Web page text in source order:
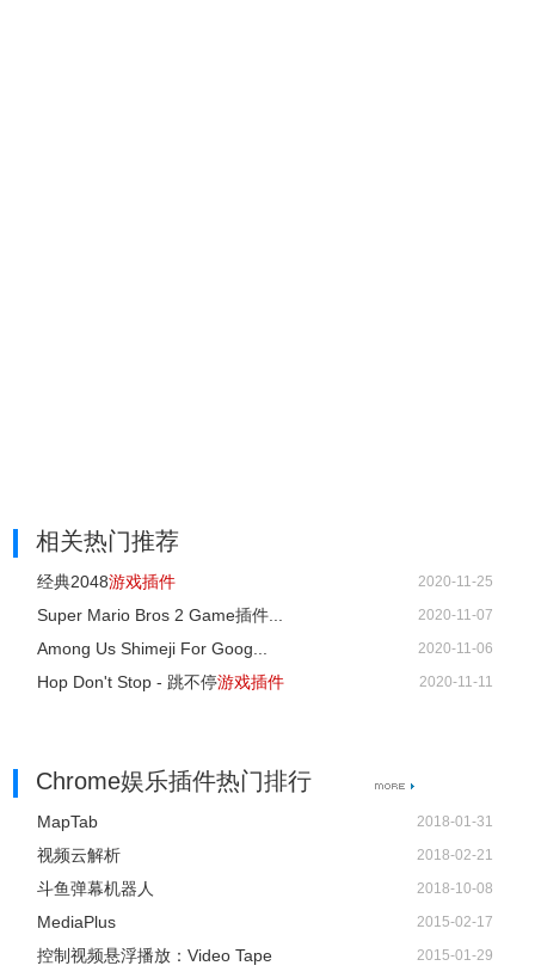
相关热门推荐
经典2048游戏插件 2020-11-25
Super Mario Bros 2 Game插件... 2020-11-07
Among Us Shimeji For Goog... 2020-11-06
Hop Don't Stop - 跳不停游戏插件 2020-11-11
Chrome娱乐插件热门排行
MapTab 2018-01-31
视频云解析 2018-02-21
斗鱼弹幕机器人 2018-10-08
MediaPlus 2015-02-17
控制视频悬浮播放：Video Tape 2015-01-29